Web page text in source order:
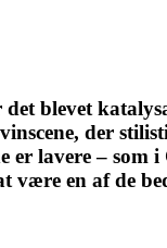
blevet
der
lavere – som
være en af de